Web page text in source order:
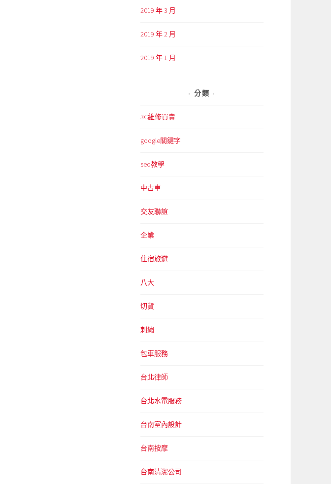
2019 年 3 月
2019 年 2 月
2019 年 1 月
分類
3C維修買賣
google關鍵字
seo教學
中古車
交友聯誼
企業
住宿旅遊
八大
切貨
刺繡
包車服務
台北律師
台北水電服務
台南室內設計
台南按摩
台南清潔公司